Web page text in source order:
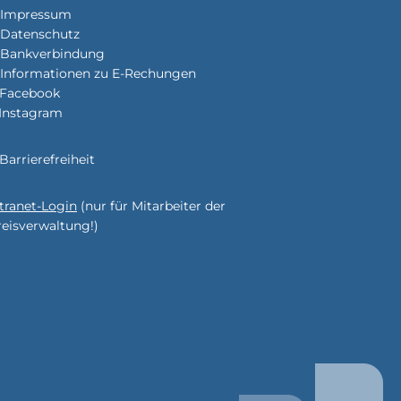
Impressum
Datenschutz
Bankverbindung
Informationen zu E-Rechungen
Facebook
Instagram
Barrierefreiheit
Login (nur für Mitarbeiter der